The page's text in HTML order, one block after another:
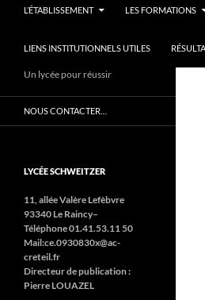
L’ÉTABLISSEMENT LES FORMATIONS
LIENS INSTITUTIONNELS UTILES
Un lycée pour réussir
NOUS CONTACTER…
LYCÉE SCHWEITZER
11, allée Valère Lefèbvre
93340 Le Raincy–
Téléphone 01.41.53.11 50
Mail:ce.0930830x@ac-
creteil.fr
Directeur de publication :
Pierre LOUAZEL